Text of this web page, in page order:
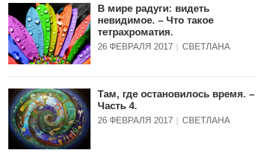
В мире радуги: видеть
невидимое. – Что такое
тетрахроматия.
26 ФЕВРАЛЯ 2017 СВЕТЛАНА
Там, где остановилось время. –
Часть 4.
26 ФЕВРАЛЯ 2017 СВЕТЛАНА